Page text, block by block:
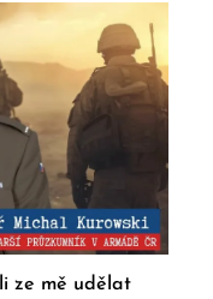
ze mě udělat